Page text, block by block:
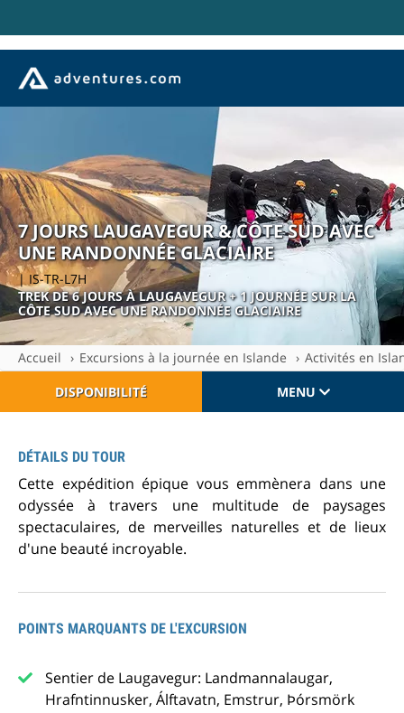
7 JOURS LAUGAVEGUR & CÔTE SUD AVEC
UNE RANDONNÉE GLACIAIRE
| IS-TR-L7H
TREK DE 6 JOURS À LAUGAVEGUR + 1 JOURNÉE SUR LA
CÔTE SUD AVEC UNE RANDONNÉE GLACIAIRE
Accueil Excursions à la journée en Islande
Activités en
DISPONIBILITÉ
MENU
DÉTAILS DU TOUR
Cette expédition épique vous emmènera dans une
odyssée à travers une multitude de paysages
spectaculaires, de merveilles naturelles et de lieux
d'une beauté incroyable.
POINTS MARQUANTS DE L'EXCURSION
Sentier de Laugavegur: Landmannalaugar,
Hrafntinnusker, Álftavatn, Emstrur, Þórsmörk